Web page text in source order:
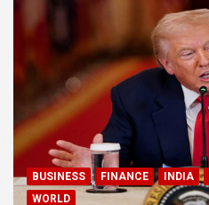
BUSINESS FINANCE INDIA
WORLD